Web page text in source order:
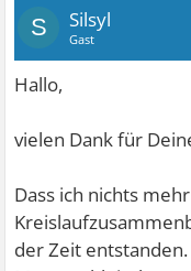
S Silsyl
Gast
Hallo,
vielen Dank für
Dass ich nichts
der Zeit